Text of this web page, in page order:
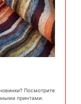
Посмотрите
принтами.